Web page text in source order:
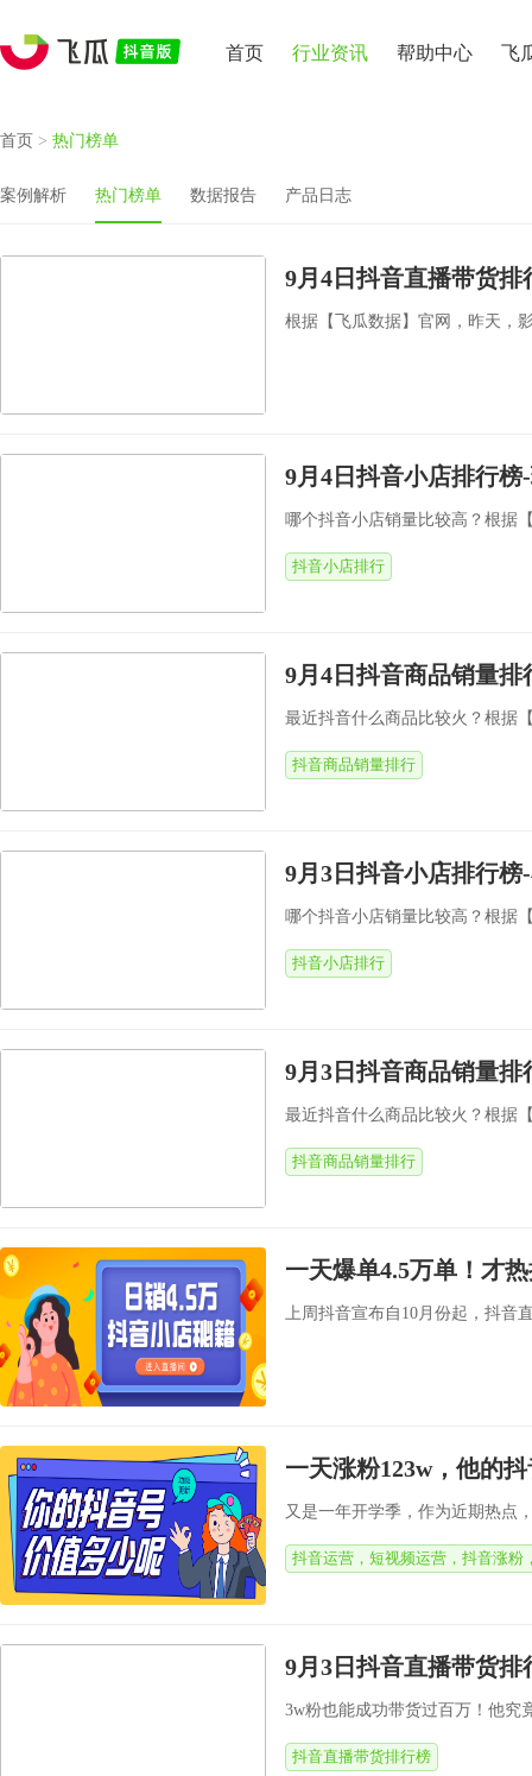
首页 行业资讯 帮助中心 飞
首页 > 热门榜单
案例解析 热门榜单 数据报告 产品日志
9月4日抖音直播带货
根据【飞瓜数据】官网，昨天，
9月4日抖音小店排行
哪个抖音小店销量比较高？根据
抖音小店排行
9月4日抖音商品销量
最近抖音什么商品比较火？根据
抖音商品销量排行
9月3日抖音小店排行榜
哪个抖音小店销量比较高？根据
抖音小店排行
9月3日抖音商品销量排
最近抖音什么商品比较火？根据
抖音商品销量排行
一天爆单4.5万单！才
上周抖音宣布自10月份起，抖音
一天涨粉123w，他的
又是一年开学季，作为近期热点
抖音运营，短视频运营，抖音涨粉
9月3日抖音直播带货排
3w粉也能成功带货过百万！他究
抖音直播带货排行榜